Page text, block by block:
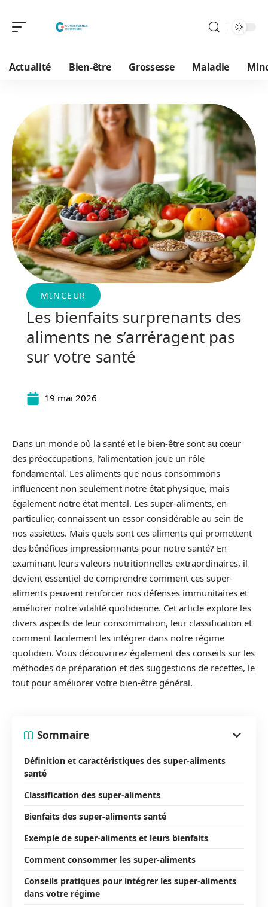
Actualité Bien-être Grossesse Maladie
MINCEUR
Les bienfaits surprenants des
aliments ne s’arréragent pas
sur votre santé
19 mai 2026
Dans un monde où la santé et le bien-être sont au cœur
des préoccupations, l’alimentation joue un rôle
fondamental. Les aliments que nous consommons
influencent non seulement notre état physique, mais
également notre état mental. Les super-aliments, en
particulier, connaissent un essor considérable au sein de
nos assiettes. Mais quels sont ces aliments qui promettent
des bénéfices impressionnants pour notre santé? En
examinant leurs valeurs nutritionnelles extraordinaires, il
devient essentiel de comprendre comment ces super-
aliments peuvent renforcer nos défenses immunitaires et
améliorer notre vitalité quotidienne. Cet article explore les
divers aspects de leur consommation, leur classification et
comment facilement les intégrer dans notre régime
quotidien. Vous découvrirez également des conseils sur les
méthodes de préparation et des suggestions de recettes, le
tout pour améliorer votre bien-être général.
Sommaire
Définition et caractéristiques des super-aliments
santé
Classification des super-aliments
Bienfaits des super-aliments santé
Exemple de super-aliments et leurs bienfaits
Comment consommer les super-aliments
Conseils pratiques pour intégrer les super-aliments
dans votre régime